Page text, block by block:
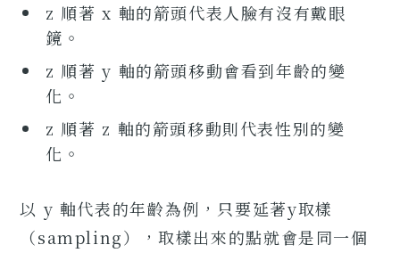
z 順著 x 軸的箭頭代表人臉有沒有戴眼
鏡。
z 順著 y 軸的箭頭移動會看到年齡的變
化。
z 順著 z 軸的箭頭移動則代表性別的變
化。
以 y 軸代表的年齡為例，只要延著y取樣
（sampling），取樣出來的點就會是同一個